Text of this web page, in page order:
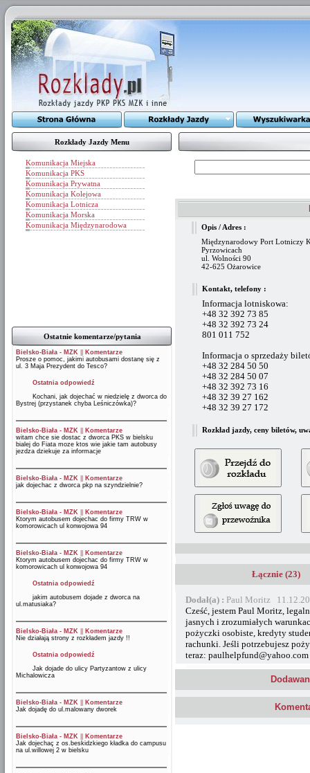
Rozkłady Jazdy Menu
Komunikacja Miejska
Komunikacja PKS
Komunikacja Prywatna
Komunikacja Kolejowa
Komunikacja Lotnicza
Komunikacja Morska
Komunikacja Międzynarodowa
Ostatnie komentarze/pytania
Bielsko-Biała - MZK
Komentarze
Prosze o pomoc, jakimi autobusami dostanę się z
ul. 3 Maja Prezydent do Tesco?
Ostatnia odpowiedź
Kochani, jak dojechać w niedzielę z dworca do
Bystrej (przystanek chyba Leśniczówka)?
Bielsko-Biała - MZK
Komentarze
witam chce sie dostac z dworca PKS w bielsku
bialej do Fiata moze ktos wie jakie tam autobusy
jezdza dziekuje za informacje
Bielsko-Biała - MZK
Komentarze
jak dojechac z dworca pkp na szyndzielnie?
Bielsko-Biała - MZK
Komentarze
Ktorym autobusem dojechac do firmy TRW w
komorowicach ul konwojowa 94
Bielsko-Biała - MZK
Komentarze
Ktorym autobusem dojechac do firmy TRW w
komorowicach ul konwojowa 94
Ostatnia odpowiedź
jakim autobusem dojade z dworca na
ul.matusiaka?
Bielsko-Biała - MZK
Komentarze
Nie działają strony z rozkładem jazdy !!
Ostatnia odpowiedź
Jak dojade do ulicy Partyzantow z ulicy
Michalowicza
Bielsko-Biała - MZK
Komentarze
Jak dojadę do ul.malowany dworek
Bielsko-Biała - MZK
Komentarze
Jak dojechaç z os.beskidzkiego kładka do campusu
na ul.willowej 2 w bielsku
Opis / Adres :
Międzynarodowy Port Lotniczy
Pyrzowicach
ul. Wolności 90
42-625 Ożarowice
Kontakt, telefony :
Informacja lotniskowa:
+48 32 392 73 85
+48 32 392 73 24
801 011 752
Informacja o sprzedaży
+48 32 284 50 50
+48 32 284 50 07
+48 32 392 73 16
+48 32 39 27 162
+48 32 39 27 172
Rozkład jazdy, ceny biletów,
Łącznie (23)
Dodał(a) : Paul Moritz
Cześć, jestem Paul Moritz,
jasnych i zrozumiałych
pożyczki osobiste, kredyty
rachunki. Jeśli potrzebujesz
teraz: